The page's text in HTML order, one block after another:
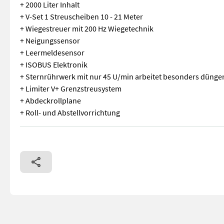
+ 2000 Liter Inhalt
+ V-Set 1 Streuscheiben 10 - 21 Meter
+ Wiegestreuer mit 200 Hz Wiegetechnik
+ Neigungssensor
+ Leermeldesensor
+ ISOBUS Elektronik
+ Sternrührwerk mit nur 45 U/min arbeitet besonders
+ Limiter V+ Grenzstreusystem
+ Abdeckrollplane
+ Roll- und Abstellvorrichtung
AMAZONE ZA-V 2000 Profis Tronic + 2000 Liter Inhalt + V-